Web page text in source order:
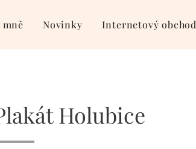
mně Novinky Internetový obchod
Holubice